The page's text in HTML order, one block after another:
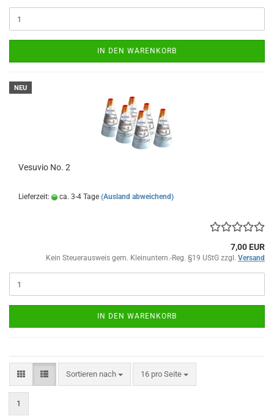
IN DEN WARENKORB
NEU
Vesuvio No. 2
Lieferzeit: ca. 3-4 Tage (Ausland abweichend)
7,00 EUR
Kein Steuerausweis gem. Kleinuntern.-Reg. §19 UStG zzgl. Versand
IN DEN WARENKORB
Sortieren nach
Sortieren nach 16 pro Seite
pro Seite
1